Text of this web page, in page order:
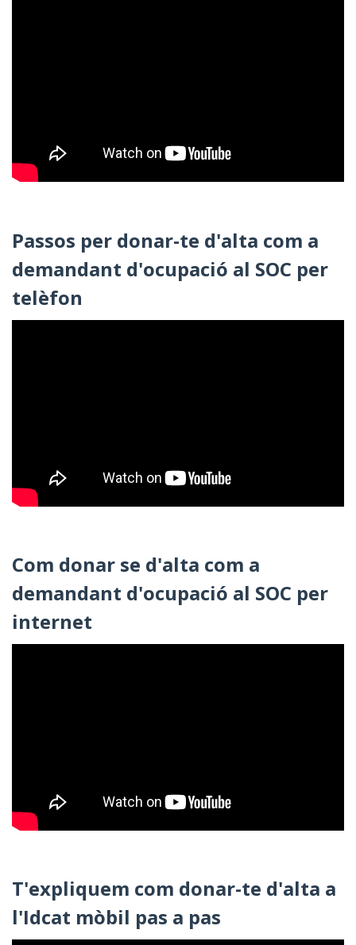
Passos per donar-te d'alta com a
demandant d'ocupació al SOC per
telèfon
Com donar se d'alta com a
demandant d'ocupació al SOC per
internet
T'expliquem com donar-te d'alta a
l'Idcat mòbil pas a pas